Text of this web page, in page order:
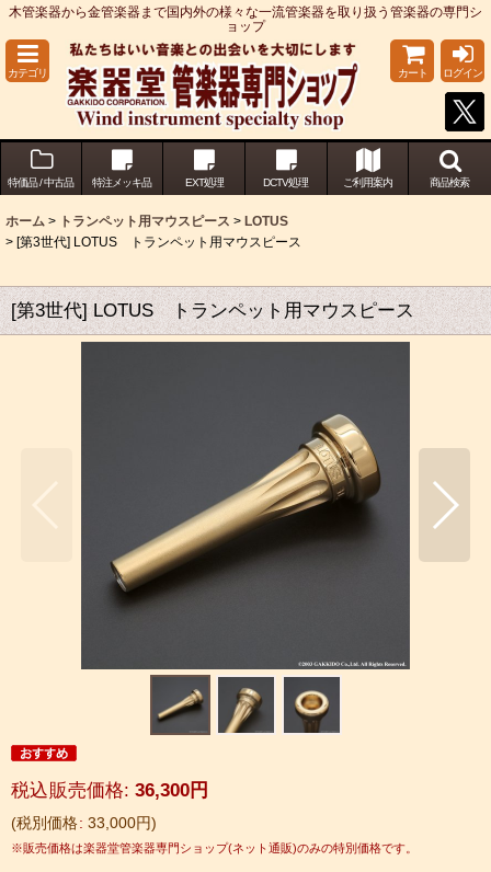
木管楽器から金管楽器まで国内外の様々な一流管楽器を取り扱う管楽器の専門シ
ョップ
カテゴリ カート ログイン
特価品 / 中古品 特注メッキ品 EXT処理 DCTV処理 ご利用案内 商品検索
ホーム > トランペット用マウスピース > LOTUS
> [第3世代] LOTUS トランペット用マウスピース
[第3世代] LOTUS トランペット用マウスピース
税別価格: 33,000円
税込 : 36,300円